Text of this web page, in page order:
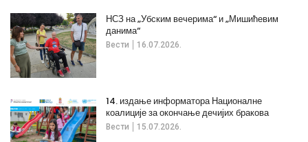
Вести 16.07.2026.
НСЗ на „Убским вечерима“ и „Мишићевим
данима“
Вести 15.07.2026.
14. издање информатора Националне
коалиције за окончање дечијих бракова